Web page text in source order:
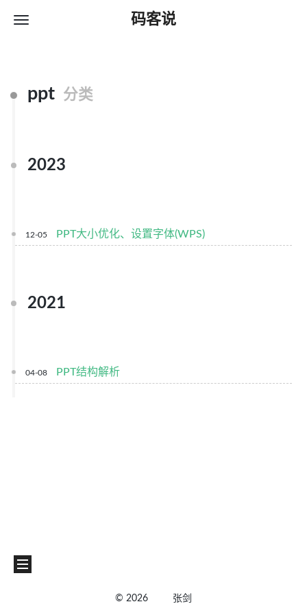
码客说
ppt 分类
2023
12-05 PPT大小优化、设置字体(WPS)
2021
04-08 PPT结构解析
©2026 张剑